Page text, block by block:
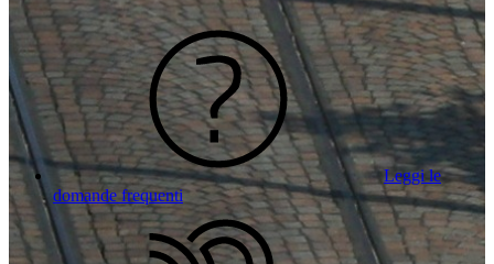
Leggi le
domande frequenti